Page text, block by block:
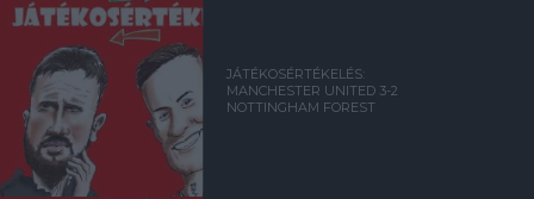
JÁTÉKOSÉRTÉKELÉS:
MANCHESTER UNITED 3-2
NOTTINGHAM FOREST